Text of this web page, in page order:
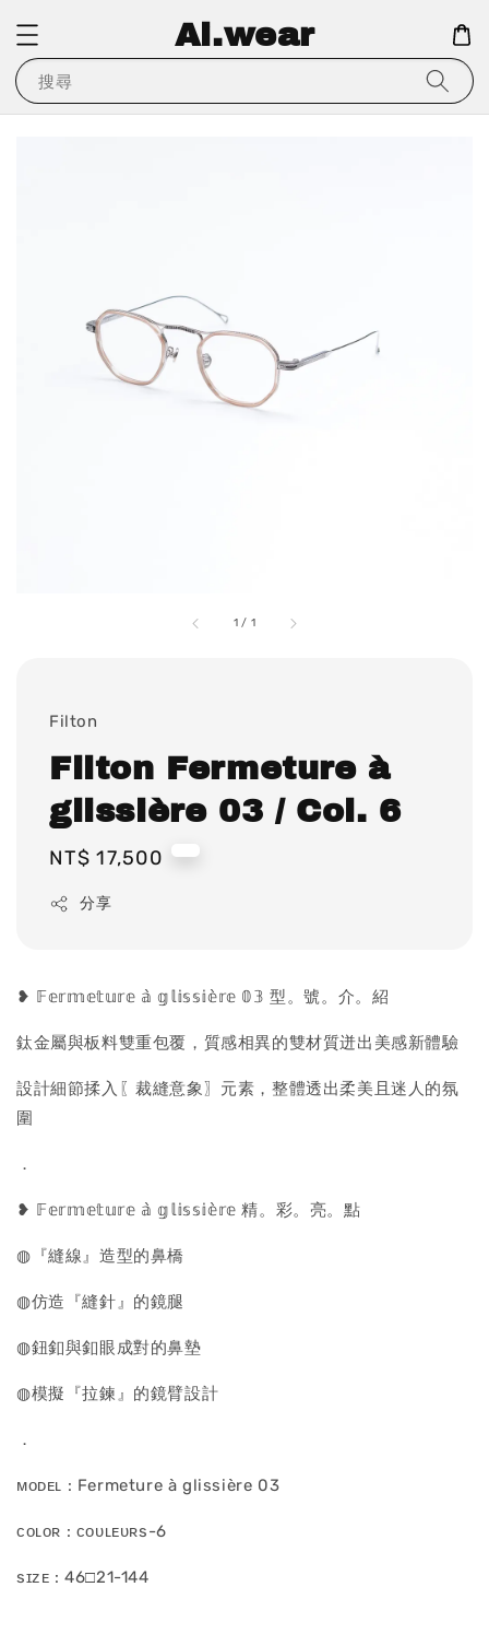
Ai.wear
搜尋
1 / 1
Filton
Filton Fermeture à
glissière 03 / Col. 6
Regular
NT$ 17,500
分享
❥ 𝔽𝕖𝕣𝕞𝕖𝕥𝕦𝕣𝕖 𝕒̀ 𝕘𝕝𝕚𝕤𝕤𝕚𝕖̀𝕣𝕖 𝟘𝟛 型。號。介。紹
鈦金屬與板料雙重包覆，質感相異的雙材質迸出美感新體驗
設計細節揉入〖裁縫意象〗元素，整體透出柔美且迷人的氛
圍
．
❥ 𝔽𝕖𝕣𝕞𝕖𝕥𝕦𝕣𝕖 𝕒̀ 𝕘𝕝𝕚𝕤𝕤𝕚𝕖̀𝕣𝕖 精。彩。亮。點
◍『縫線』造型的鼻橋
◍仿造『縫針』的鏡腿
◍鈕釦與釦眼成對的鼻墊
◍模擬『拉鍊』的鏡臂設計
．
ᴍᴏᴅᴇʟ : Fermeture à glissière 03
ᴄᴏʟᴏʀ : ᴄᴏᴜʟᴇᴜʀs-6
sɪᴢᴇ : 46□21-144